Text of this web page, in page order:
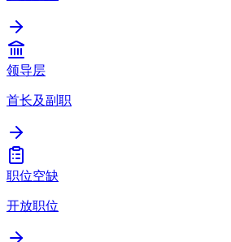
领导层
首长及副职
职位空缺
开放职位